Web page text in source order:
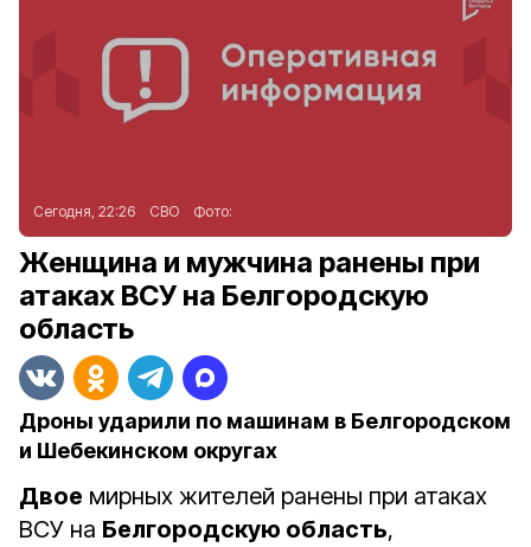
Сегодня, 22:26 СВО Фото:
Женщина и мужчина ранены при
атаках ВСУ на Белгородскую
область
Дроны ударили по машинам в Белгородском
и Шебекинском округах
Двое мирных жителей ранены при атаках
ВСУ на Белгородскую область,